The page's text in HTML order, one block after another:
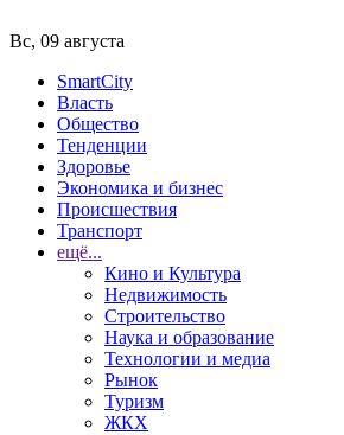
Вс, 09 августа
SmartCity
Власть
Общество
Тенденции
Здоровье
Экономика и бизнес
Происшествия
Транспорт
ещё...
Кино и Культура
Недвижимость
Строительство
Наука и образование
Технологии и медиа
Рынок
Туризм
ЖКХ